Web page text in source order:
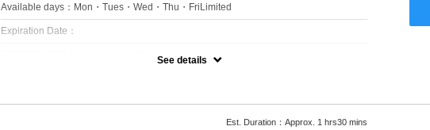
Available days：Mon・Tues・Wed・Thu・FriLimited
Expiration Date：
新規限定の平日のみのクーポンです★
をご提案させて頂きます●選べるシャンプー付き●次回以降は早期割引で10～20%off
See details
Est. Duration：Approx. 1 hrs30 mins